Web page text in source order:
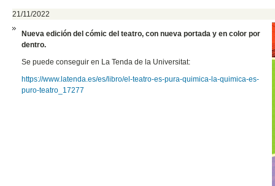
21/11/2022
Nueva edición del cómic del teatro, con nueva portada y en color por
dentro.
Se puede conseguir en La Tenda de la Universitat:
https://www.latenda.es/es/libro/el-teatro-es-pura-quimica-la-quimica-es-
puro-teatro_17277